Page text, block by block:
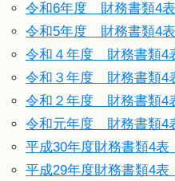
令和6年度 財務書類4
令和5年度 財務書類4
令和４年度 財務書類4
令和３年度 財務書類4
令和２年度 財務書類4
令和元年度 財務書類4
平成30年度財務書類4表
平成29年度財務書類4表